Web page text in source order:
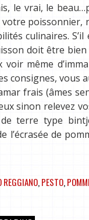
le vrai, le
poissonnier,
culinaires.
doit être
même
consignes,
frais (âmes
sinon relevez
terre type
de
REGGIANO,PESTO,